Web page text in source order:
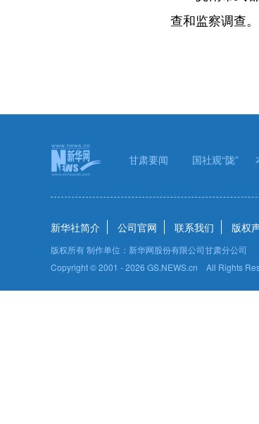
查和监察调查。
甘肃要闻 国社观“陇”
新华社简介 公司官网 联系我们 版权
版权所有 制作单位：新华网股份有限公司甘肃分公司
Copyright © 2001 -2026 GS.NEWS.cn All Rights